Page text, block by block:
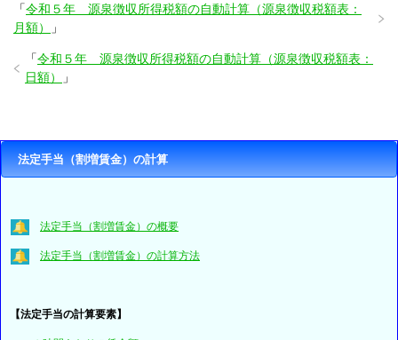
「令和５年 源泉徴収所得税額の自動計算（源泉徴収税額表：
月額）
」
「令和５年 源泉徴収所得税額の自動計算（源泉徴収税額表：
日額）
」
法定手当（割増賃金）の計算
法定手当（割増賃金）の概要
法定手当（割増賃金）の計算方法
【法定手当の計算要素】